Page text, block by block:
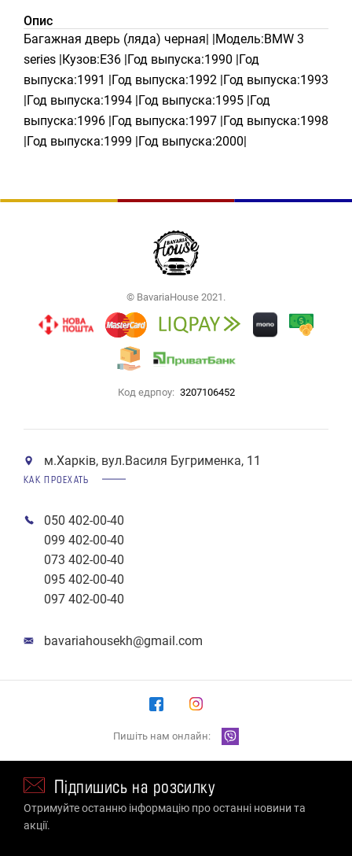
Опис
Багажная дверь (ляда) черная| |Модель:BMW 3
series |Кузов:E36 |Год выпуска:1990 |Год
выпуска:1991 |Год выпуска:1992 |Год выпуска:1993
|Год выпуска:1994 |Год выпуска:1995 |Год
выпуска:1996 |Год выпуска:1997 |Год выпуска:1998
|Год выпуска:1999 |Год выпуска:2000|
© BavariaHouse 2021.
Код едрпоу: 3207106452
м.Харків, вул.Василя Бугрименка, 11
КАК ПРОЕХАТЬ
050 402-00-40
099 402-00-40
073 402-00-40
095 402-00-40
097 402-00-40
bavariahousekh@gmail.com
Пишіть нам онлайн:
Підпишись на розсилку
Отримуйте останню інформацію про останні новини та
акції.